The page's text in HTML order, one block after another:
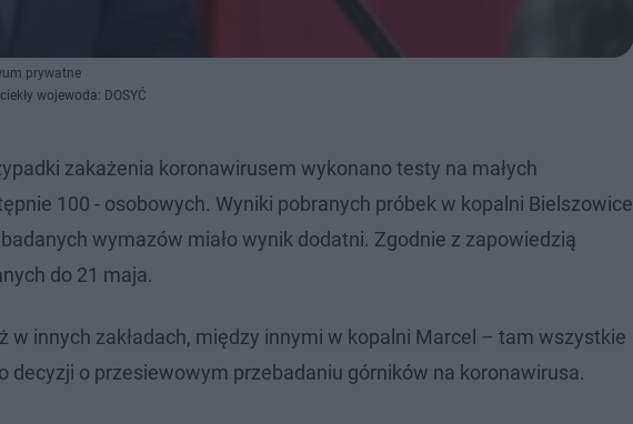
prywatne
wojewoda: DOSYĆ
zakażenia koronawirusem wykonano testy na małych
100 - osobowych. Wyniki pobranych próbek w kopalni Bielszowice
wymazów miało wynik dodatni. Zgodnie z zapowiedzią
do 21 maja.
w innych zakładach, między innymi w kopalni Marcel – tam wszystkie
decyzji o przesiewowym przebadaniu górników na koronawirusa.